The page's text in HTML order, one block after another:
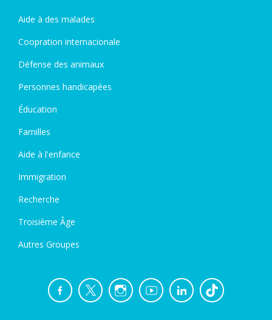
Aide à des malades
Coopration internacionale
Défense des animaux
Personnes handicapées
Éducation
Familles
Aide à l'enfance
Immigration
Recherche
Troisième Âge
Autres Groupes